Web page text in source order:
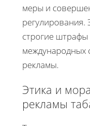
меры и
строгие
международных
рекламы.
Этика и
рекламы